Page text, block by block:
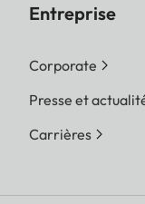
Entreprise
Corporate
Presse et
Carrières